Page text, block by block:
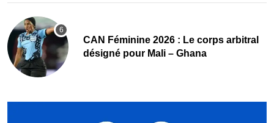
‎CAN Féminine 2026 : Le corps arbitral
désigné pour Mali – Ghana